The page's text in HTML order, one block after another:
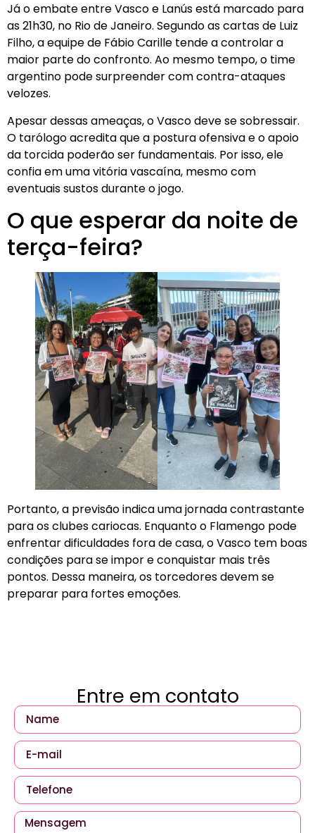
Já o embate entre Vasco e Lanús está marcado para
as 21h30, no Rio de Janeiro. Segundo as cartas de Luiz
Filho, a equipe de Fábio Carille tende a controlar a
maior parte do confronto. Ao mesmo tempo, o time
argentino pode surpreender com contra-ataques
velozes.
Apesar dessas ameaças, o Vasco deve se sobressair.
O tarólogo acredita que a postura ofensiva e o apoio
da torcida poderão ser fundamentais. Por isso, ele
confia em uma vitória vascaína, mesmo com
eventuais sustos durante o jogo.
O que esperar da noite de
terça-feira?
Portanto, a previsão indica uma jornada contrastante
para os clubes cariocas. Enquanto o Flamengo pode
enfrentar dificuldades fora de casa, o Vasco tem boas
condições para se impor e conquistar mais três
pontos. Dessa maneira, os torcedores devem se
preparar para fortes emoções.
Entre em contato